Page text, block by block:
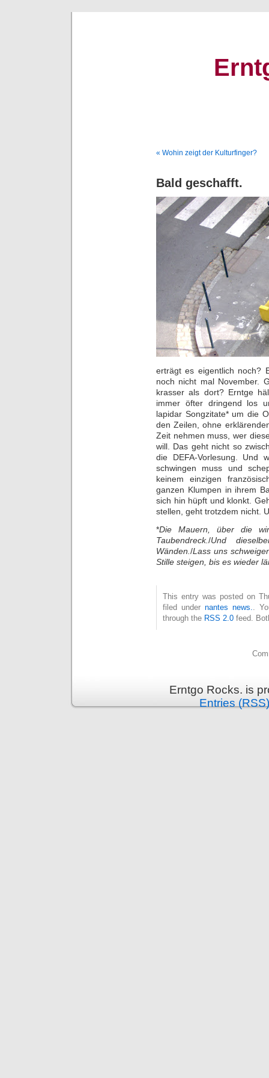
« Wohin zeigt der Kulturfinger?
Bald geschafft.
erträgt es eigentlich noch?
noch nicht mal November.
krasser als dort? Erntge
immer öfter dringend los
lapidar Songzitate* um die
den Zeilen, ohne
Zeit nehmen muss, wer
will. Das geht nicht so
die DEFA-Vorlesung. Und
schwingen muss und
keinem einzigen
ganzen Klumpen in ihrem
sich hin hüpft und klonkt.
stellen, geht trotzdem nicht.
*Die Mauern, über die
Taubendreck./Und
Wänden. /Lass uns
Stille steigen, bis es wieder
This entry was posted on
filed undernantes news..
through the RSS 2.0 feed.
Erntgo Rocks. is
Entries (RSS)